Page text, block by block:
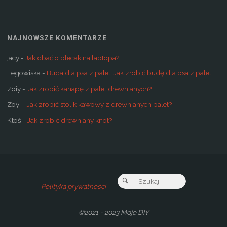
NAJNOWSZE KOMENTARZE
jacy- Jak dbać o plecak na laptopa?
Legowiska- Buda dla psa z palet. Jak zrobić budę dla psa z palet
Zoiy- Jak zrobić kanapę z palet drewnianych?
Zoyi - Jak zrobić stolik kawowy z drewnianych palet?
Ktoś - Jak zrobić drewniany knot?
Polityka prywatności
Szukaj:
Szukaj
©2021 - 2023 Moje DIY